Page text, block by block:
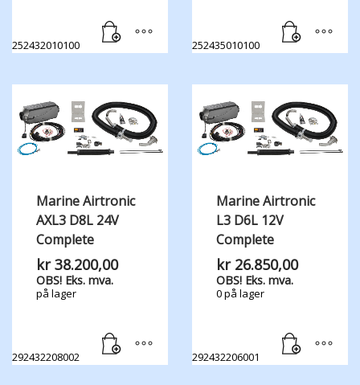
252432010100 252435010100
Marine Airtronic
AXL3 D8L 24V
Complete
kr38.200,00
OBS! Eks. mva.
på lager
292432208002
Marine Airtronic
L3 D6L 12V
Complete
kr26.850,00
OBS! Eks. mva.
0 på lager
292432206001